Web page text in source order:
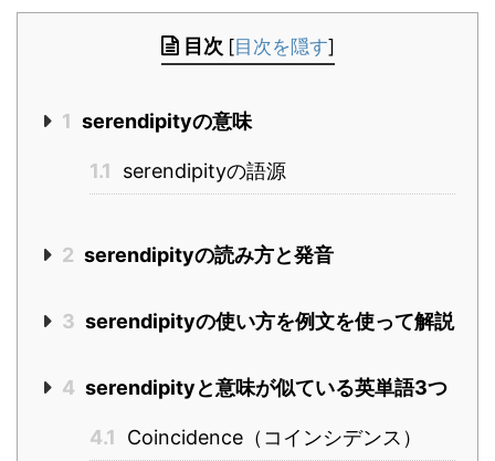
目次 [目次を隠す]
1 serendipityの意味
1.1 serendipityの語源
2 serendipityの読み方と発音
3 serendipityの使い方を例文を使って解説
4 serendipityと意味が似ている英単語3つ
4.1 Coincidence（コインシデンス）